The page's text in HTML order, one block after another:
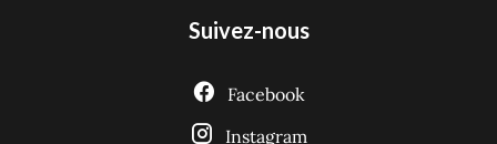
Suivez-nous
Facebook
Instagram